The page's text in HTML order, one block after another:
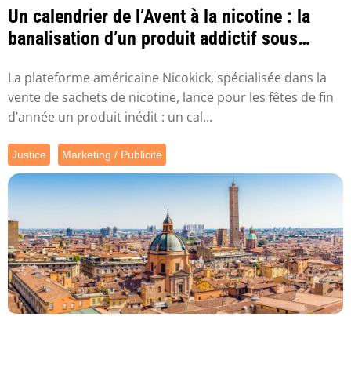
Un calendrier de l’Avent à la nicotine : la
banalisation d’un produit addictif sous
La plateforme américaine Nicokick, spécialisée dans la
vente de sachets de nicotine, lance pour les fêtes de fin
d’année un produit inédit : un cal...
Justice Marketing / Publicité